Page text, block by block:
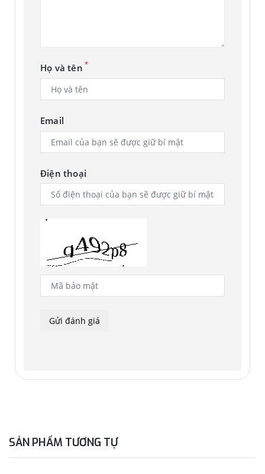
ngừng mở rộng hệ sinh thái liền mạch của các thiết bị kết
nối, mang đến trải nghiệm tuyệt vời mà chỉ máy tính bảng
AI mới có thể mang lại, thông qua sự kết hợp giữa sức mạnh
và tính di động của dòng Galaxy Tab S10.”
Hiệu suất đỉnh cao khi di chuyển
Kế thừa thành công và đột phá của Samsung trong việc
mang đến những trải nghiệm mạnh mẽ, Galaxy Tab S10
Ultra và Galaxy Tab S10+ tiếp tục có bước tiến vượt bậc về
hiệu năng với sức mạnh xử lý AI được nâng cấp đáng kể, cho
trải nghiệm mượt mà, không giật lag. So với Galaxy Tab S9
28% và NPU tăng 14%. Kết hợp thời lượng pin ấn tượng và
công nghệ sạc siêu tốc, Galaxy Tab S10 series không chỉ
giúp tiết kiệm thời gian sạc mà còn mang đến trải nghiệm
không gián đoạn suốt ngày dài.
Dòng Galaxy Tab S10 series được trang bị chipset Dimensity
của các máy tính bảng cao cấp như Samsung Galaxy Tablet
cho người dùng trải nghiệm vượt trội, đồng thời thiết lập
tiêu chuẩn mới cho hiệu suất của máy tính bảng cao cấp.”
Họ và tên *
Email
Điện thoại
SẢN PHẨM TƯƠNG TỰ